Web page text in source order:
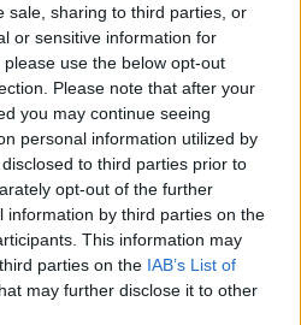
sale, sharing to third parties, or
or sensitive information for
use the below opt-out
Please note that after your
you may continue seeing
personal information utilized by
to third parties prior to
opt-out of the further
information by third parties on the
This information may
parties on the IAB’s List of
may further disclose it to other
tërheqjen e përkohshme
nga jeta publike: Ishte një
zgjedhje e menduar prej
kohësh
Foto/ Selin Bollati dhe
Kristi Lamaj nuk ndiqen